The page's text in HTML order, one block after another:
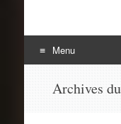
Menu
Archives